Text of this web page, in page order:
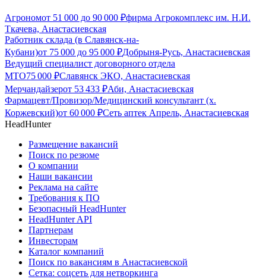
Агрономот 51 000 до 90 000 ₽фирма Агрокомплекс им. Н.И.
Ткачева, Анастасиевская
Работник склада (в Славянск-на-
Кубани)от 75 000 до 95 000 ₽Добрыня-Русь, Анастасиевская
Ведущий специалист договорного отдела
МТО75 000 ₽Славянск ЭКО, Анастасиевская
Мерчандайзерот 53 433 ₽Аби, Анастасиевская
Фармацевт/Провизор/Медицинский консультант (х.
Коржевский)от 60 000 ₽Сеть аптек Апрель, Анастасиевская
HeadHunter
Размещение вакансий
Поиск по резюме
О компании
Наши вакансии
Реклама на сайте
Требования к ПО
Безопасный HeadHunter
HeadHunter API
Партнерам
Инвесторам
Каталог компаний
Поиск по вакансиям в Анастасиевской
Сетка: соцсеть для нетворкинга